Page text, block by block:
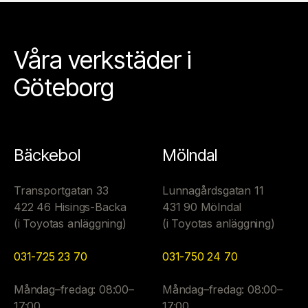
Våra verkstäder i
Göteborg
Bäckebol
Transportgatan 33
422 46 Hisings-Backa
(i Toyotas anläggning)
031-725 23 70
Måndag–fredag: 08:00–
Mölndal
Lunnagårdsgatan 11
431 90 Mölndal
(i Toyotas anläggning)
031-750 24 70
Måndag–fredag: 08:00–